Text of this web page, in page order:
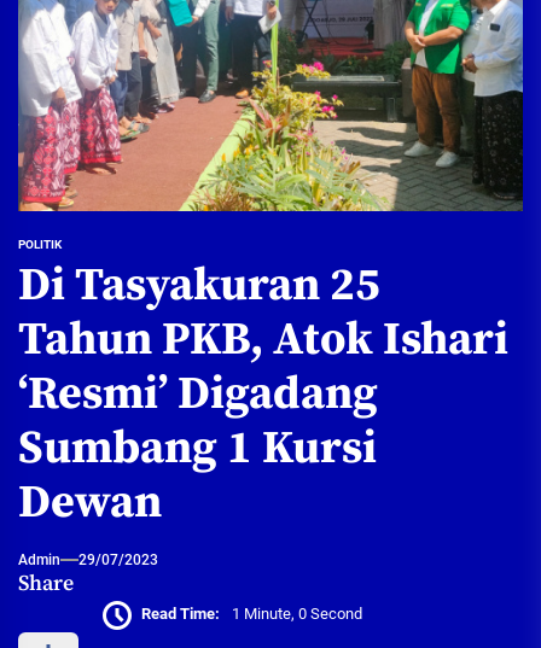
POLITIK
Di Tasyakuran 25
Tahun PKB, Atok Ishari
‘Resmi’ Digadang
Sumbang 1 Kursi
Dewan
Admin 29/07/2023
Share
Read Time: 1 Minute, 0 Second